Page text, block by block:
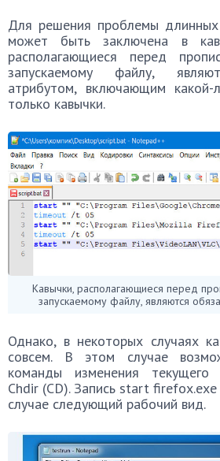
Для решения проблемы
может быть заключена в
располагающиеся перед
запускаемому файлу,
атрибутом, включающим какой-
только кавычки.
Кавычки, располагающиеся перед
запускаемому файлу, являются
Однако, в некоторых случаях
совсем. В этом случае
команды изменения текущего
Chdir (CD). Запись start
случае следующий рабочий вид.